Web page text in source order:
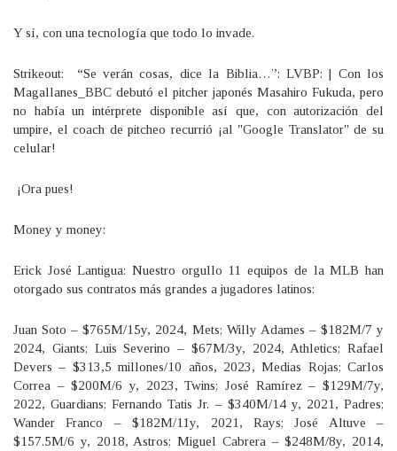
Y sí, con una tecnología que todo lo invade.
Strikeout: “Se verán cosas, dice la Biblia…”: LVBP: | Con los
Magallanes_BBC debutó el pitcher japonés Masahiro Fukuda, pero
no había un intérprete disponible así que, con autorización del
umpire, el coach de pitcheo recurrió ¡al "Google Translator" de su
celular!
¡Ora pues!
Money y money:
Erick José Lantigua: Nuestro orgullo 11 equipos de la MLB han
otorgado sus contratos más grandes a jugadores latinos:
Juan Soto – $765M/15y, 2024, Mets; Willy Adames – $182M/7 y
2024, Giants; Luis Severino – $67M/3y, 2024, Athletics; Rafael
Devers – $313,5 millones/10 años, 2023, Medias Rojas; Carlos
Correa – $200M/6 y, 2023, Twins; José Ramírez – $129M/7y,
2022, Guardians; Fernando Tatis Jr. – $340M/14 y, 2021, Padres;
Wander Franco – $182M/11y, 2021, Rays; José Altuve –
$157.5M/6 y, 2018, Astros; Miguel Cabrera – $248M/8y, 2014,